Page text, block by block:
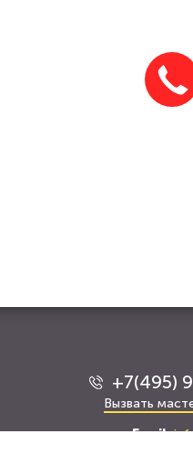
+7(495)
Вызвать
Email: